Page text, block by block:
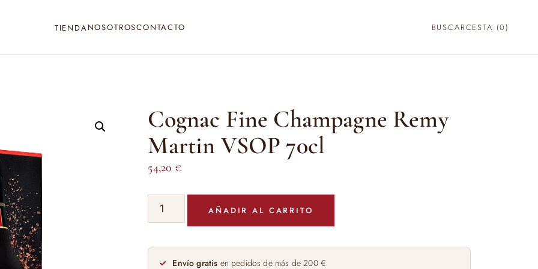
TIENDANOSOTROSCONTACTO BUSCARCESTA (0)
Cognac Fine Champagne Remy
Martin VSOP 70cl
54,20 €
Cognac
Fine
Champagne
Remy
Martin
AÑADIR AL CARRITO
Envío gratis en pedidos de más de 200 €